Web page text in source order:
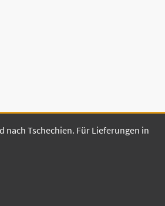
nach Tschechien. Für Lieferungen in